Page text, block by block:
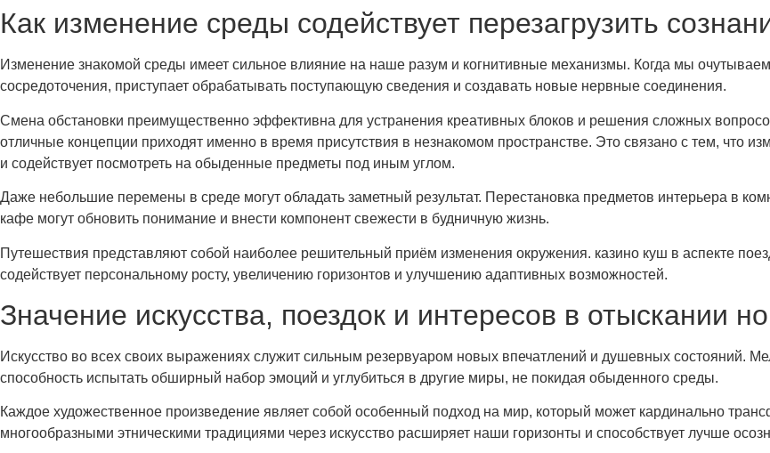
Как изменение среды содействует перезагрузить
Изменение знакомой среды имеет сильное влияние на наше разум и когнитивные механизмы. Когда мы
сосредоточения, приступает обрабатывать поступающую сведения и создавать новые нервные соединения.
Смена обстановки преимущественно эффективна для устранения креативных блоков и решения сложных
отличные концепции приходят именно в время присутствия в незнакомом пространстве. Это связано с тем, что
и содействует посмотреть на обыденные предметы под иным углом.
Даже небольшие перемены в среде могут обладать заметный результат. Перестановка предметов интерьера в
кафе могут обновить понимание и внести компонент свежести в будничную жизнь.
Путешествия представляют собой наиболее решительный приём изменения окружения. казино куш в аспекте
содействует персональному росту, увеличению горизонтов и улучшению адаптивных возможностей.
Значение искусства, поездок и интересов в отыскании
Искусство во всех своих выражениях служит сильным резервуаром новых впечатлений и душевных состояний.
способность испытать обширный набор эмоций и углубиться в другие миры, не покидая обыденного среды.
Каждое художественное произведение являет собой особенный подход на мир, который может кардинально
многообразными этническими традициями через искусство расширяет наши горизонты и способствует лучше